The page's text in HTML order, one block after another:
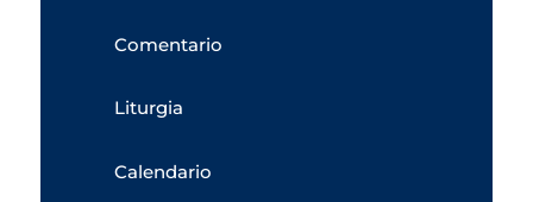
Comentario
Liturgia
Calendario